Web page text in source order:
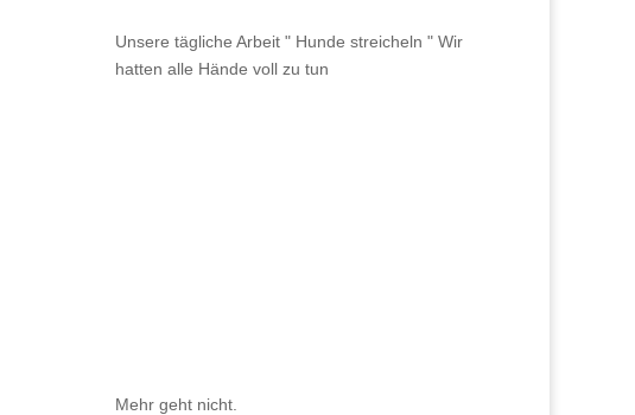
Unsere tägliche Arbeit " Hunde streicheln " Wir
hatten alle Hände voll zu tun
Mehr geht nicht.